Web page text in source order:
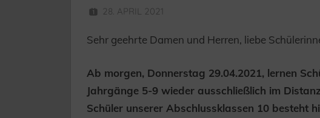
28. APRIL 2021
Sehr geehrte Damen und Herren, liebe
Ab morgen, Donnerstag 29.04.2021, lernen
Jahrgänge 5-9 wieder ausschließlich im
Schüler unserer Abschlussklassen 10 besteht